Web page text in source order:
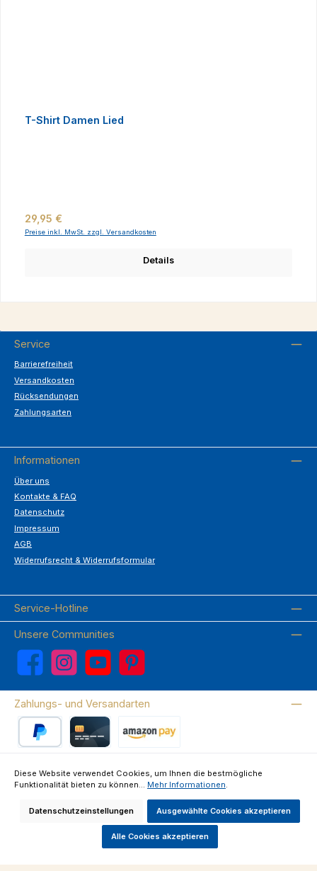
T-Shirt Damen Lied
Regulärer Preis:
29,95 €
Preise inkl. MwSt. zzgl. Versandkosten
Details
Service
Barrierefreiheit
Versandkosten
Rücksendungen
Zahlungsarten
Informationen
Über uns
Kontakte & FAQ
Datenschutz
Impressum
AGB
Widerrufsrecht & Widerrufsformular
Service-Hotline
Unsere Communities
Facebook Instagram YouTube Pinterest
Zahlungs- und Versandarten
Wir versenden mit DHL
Kontakte & FAQ Datenschutz Impressum
AGB
Widerrufsrecht & Widerrufsformular
Diese Website verwendet Cookies, um Ihnen die bestmögliche
Funktionalität bieten zu können... Mehr Informationen.
Datenschutzeinstellungen Ausgewählte Cookies akzeptieren
Alle Cookies akzeptieren